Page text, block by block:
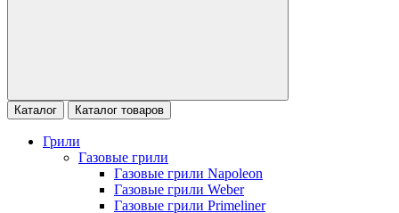
Каталог Каталог товаров
Грили
Газовые грили
Газовые грили Napoleon
Газовые грили Weber
Газовые грили Primeliner